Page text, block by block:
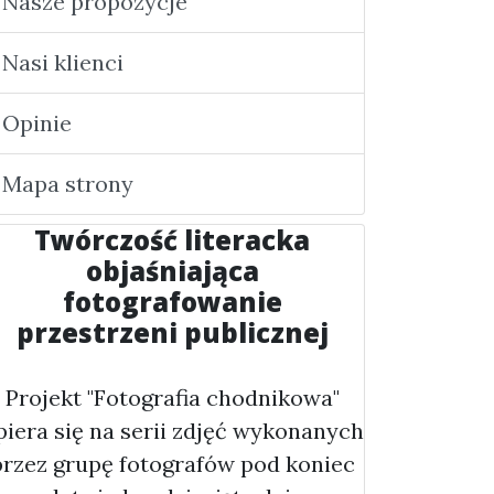
Nasi klienci
Opinie
Mapa strony
Twórczość literacka
objaśniająca
fotografowanie
przestrzeni publicznej
Projekt "Fotografia chodnikowa"
się na serii zdjęć wykonanych
grupę fotografów pod koniec